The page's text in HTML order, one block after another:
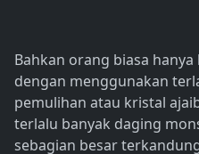
Bahkan orang biasa
dengan menggunakan
pemulihan atau kristal
terlalu banyak daging
sebagian besar